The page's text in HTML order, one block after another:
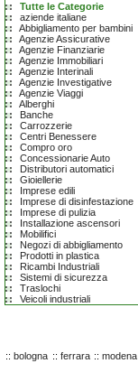
Tutte le Categorie
aziende italiane
Abbigliamento per bambini
Agenzie Assicurative
Agenzie Finanziarie
Agenzie Immobiliari
Agenzie Interinali
Agenzie Investigative
Agenzie Viaggi
Alberghi
Banche
Carrozzerie
Centri Benessere
Compro oro
Concessionarie Auto
Distributori automatici
Gioiellerie
Imprese edili
Imprese di disinfestazione
Imprese di pulizia
Installazione ascensori
Mobilifici
Negozi di abbigliamento
Prodotti in plastica
Ricambi Industriali
Sistemi di sicurezza
Traslochi
Veicoli industriali
:: bologna :: ferrara :: modena